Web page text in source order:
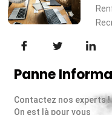
Panne
Contactez nos experts !
On est là pour vous